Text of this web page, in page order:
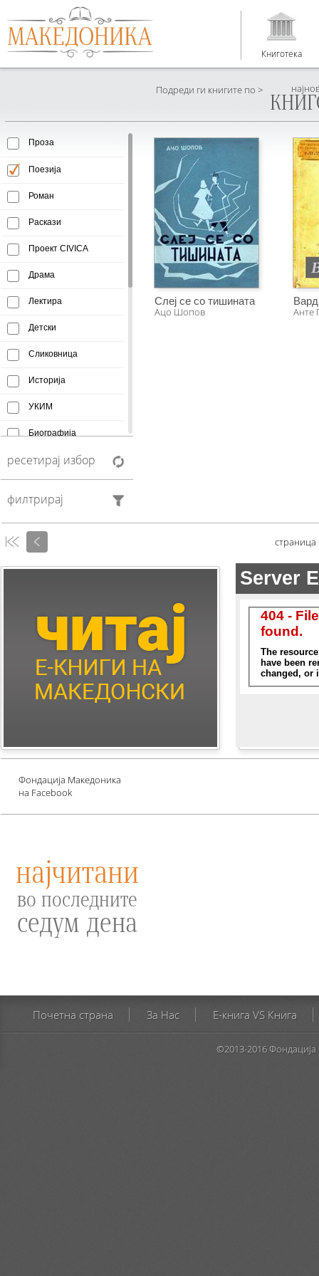
Книготека
Подреди ги книгите по >
Проза
Поезија
Роман
Раскази
Проект CIVICA
Драма
Лектира
Детски
Сликовница
Историја
УКИМ
Биографија
Афоризми
Манускрипт
Антологија
Колумни
Children's Literature
Млади автори
Е-книги за едукација
против зависности и
ресетирај избор
филтрирај
Слеј се со тишината
Ацо Шопов Анте
страница
Фондација Македоника
на Facebook
најчитани
во последните
седум дена
Почетна страна За Нас E-книга VS Книга
©2013-2016